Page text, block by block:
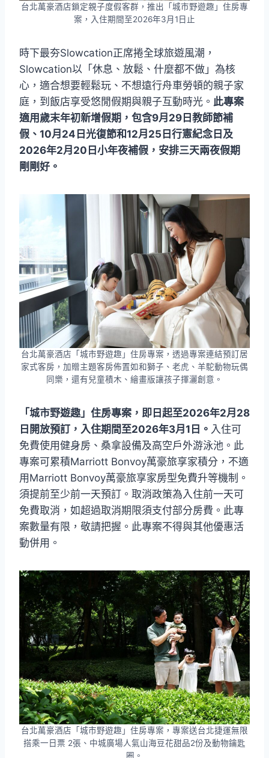
台北萬豪酒店鎖定親子度假客群，推出「城市野遊趣」住房專
案，入住期間至2026年3月1日止
時下最夯Slowcation正席捲全球旅遊風潮，
Slowcation以「休息、放鬆、什麼都不做」為核
心，適合想要輕鬆玩、不想遠行舟車勞頓的親子家
庭，到飯店享受悠閒假期與親子互動時光。 此專案
適用歲末年初新增假期，包含9月29日教師節補
假、10月24日光復節和12月25日行憲紀念日及
2026年2月20日小年夜補假，安排三天兩夜假期
剛剛好。
台北萬豪酒店「城市野遊趣」住房專案，透過專案連結預訂居
家式客房，加贈主題客房佈置如和獅子、老虎、羊駝動物玩偶
同樂，還有兒童積木、繪畫版讓孩子揮灑創意。
「城市野遊趣」住房專案，即日起至2026年2月28
日開放預訂，入住期間至2026年3月1日。 入住可
免費使用健身房、桑拿設備及高空戶外游泳池。此
專案可累積Marriott Bonvoy萬豪旅享家積分，不適
用Marriott Bonvoy萬豪旅享家房型免費升等機制。
須提前至少前一天預訂。取消政策為入住前一天可
免費取消，如超過取消期限須支付部分房費。此專
案數量有限，敬請把握。此專案不得與其他優惠活
動併用。
台北萬豪酒店「城市野遊趣」住房專案，專案送台北捷運無限
搭乘一日票 2張、中城廣場人氣山海豆花甜品2份及動物鑰匙
圈。